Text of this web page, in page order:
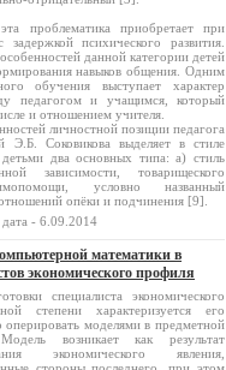
проблематика приобретает при
психического развития.
данной категории детей
навыков общения. Одним
обучения выступает характер
педагогом и учащимся, который
и отношением учителя.
личностной позиции педагога
Э.Б. Соковикова выделяет в стиле
два основных типа: а) стиль
зависимости, товарищеского
условно названный
опёки и подчинения [9].
, дата - 6.09.2014
математики в
экономического профиля
специалиста экономического
степени характеризуется его
оперировать моделями в предметной
возникает как результат
экономического явления,